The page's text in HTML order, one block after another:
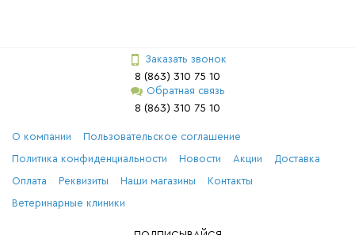
Заказать звонок
8 (863) 310 75 10
Обратная связь
8 (863) 310 75 10
О компании Пользовательское соглашение
Политика конфиденциальности Новости Акции Доставка
Оплата Реквизиты Наши магазины Контакты
Ветеринарные клиники